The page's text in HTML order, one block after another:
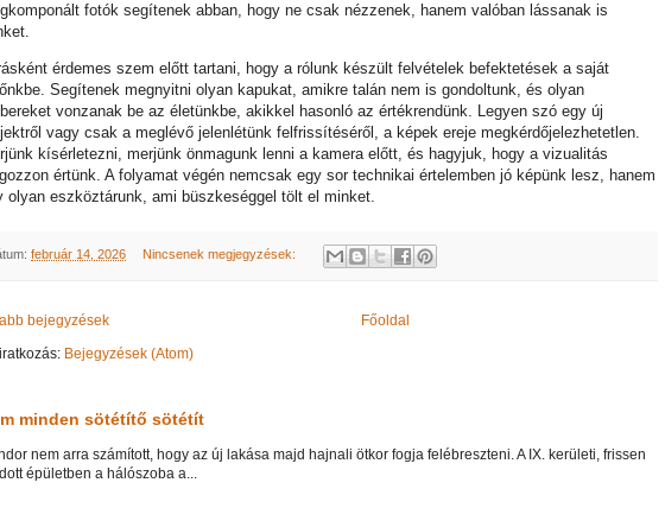
fotók segítenek abban, hogy ne csak nézzenek, hanem valóban lássanak is
érdemes szem előtt tartani, hogy a rólunk készült felvételek befektetések a saját
Segítenek megnyitni olyan kapukat, amikre talán nem is gondoltunk, és olyan
vonzanak be az életünkbe, akikkel hasonló az értékrendünk. Legyen szó egy új
vagy csak a meglévő jelenlétünk felfrissítéséről, a képek ereje megkérdőjelezhetetlen.
kísérletezni, merjünk önmagunk lenni a kamera előtt, és hagyjuk, hogy a vizualitás
értünk. A folyamat végén nemcsak egy sor technikai értelemben jó képünk lesz, hanem
olyan eszköztárunk, ami büszkeséggel tölt el minket.
február 14, 2026 Nincsenek megjegyzések:
bejegyzések
Főoldal
Bejegyzések (Atom)
minden sötétítő sötétít
nem arra számított, hogy az új lakása majd hajnali ötkor fogja felébreszteni. A IX. kerületi, frissen
épületben a hálószoba a...